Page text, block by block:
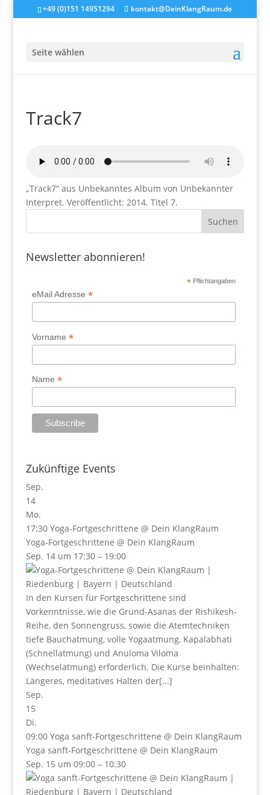
+49 (0)151 14951294 kontakt@DeinKlangRaum.de
Seite wählen
Track7
„Track7“ aus Unbekanntes Album von Unbekannter
Interpret. Veröffentlicht: 2014. Titel 7.
Newsletter abonnieren!
* Pflichtangaben
eMail Adresse*
Vorname*
Name*
Zukünftige Events
Sep.
14
Mo.
17:30 Yoga-Fortgeschrittene @ Dein KlangRaum
Yoga-Fortgeschrittene @ Dein KlangRaum
Sep. 14 um 17:30 – 19:00
In den Kursen für Fortgeschrittene sind
Vorkenntnisse, wie die Grund-Asanas der Rishikesh-
Reihe, den Sonnengruss, sowie die Atemtechniken
tiefe Bauchatmung, volle Yogaatmung, Kapalabhati
(Schnellatmung) und Anuloma Viloma
(Wechselatmung) erforderlich. Die Kurse beinhalten:
Längeres, meditatives Halten der[...]
Sep.
15
Di.
09:00 Yoga sanft-Fortgeschrittene @ Dein KlangRaum
Yoga sanft-Fortgeschrittene @ Dein KlangRaum
Sep. 15 um 09:00 – 10:30